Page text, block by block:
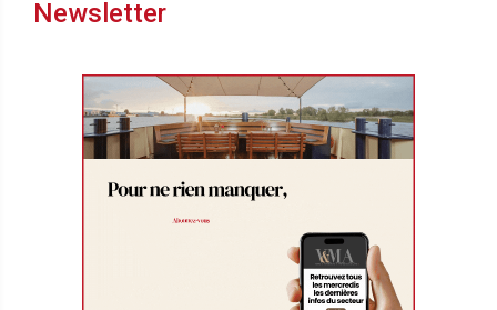
Newsletter